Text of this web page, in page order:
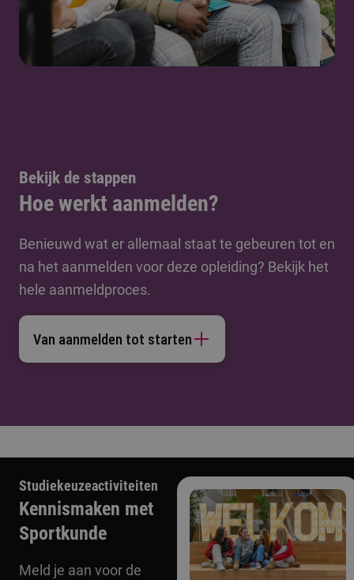
Bekijk de stappen
Hoe werkt aanmelden?
Benieuwd wat er allemaal staat te gebeuren tot en
na het aanmelden voor deze opleiding? Bekijk het
hele aanmeldproces.
Van aanmelden tot starten
Studiekeuzeactiviteiten
Kennismaken met
Sportkunde
Meld je aan voor de